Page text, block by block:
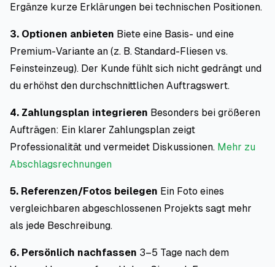
Ergänze kurze Erklärungen bei technischen Positionen.
3. Optionen anbieten Biete eine Basis- und eine
Premium-Variante an (z. B. Standard-Fliesen vs.
Feinsteinzeug). Der Kunde fühlt sich nicht gedrängt und
du erhöhst den durchschnittlichen Auftragswert.
4. Zahlungsplan integrieren Besonders bei größeren
Aufträgen: Ein klarer Zahlungsplan zeigt
Professionalität und vermeidet Diskussionen. Mehr zu
Abschlagsrechnungen
5. Referenzen/Fotos beilegen Ein Foto eines
vergleichbaren abgeschlossenen Projekts sagt mehr
als jede Beschreibung.
6. Persönlich nachfassen 3–5 Tage nach dem